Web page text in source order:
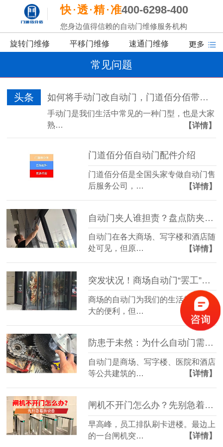
快 透 精 准400-6298-400
您身边值得信赖的自动门维修服务机构
旋转门维修 平移门维修 速通门维修
常见问题
头条 如何将手动门改自动门，门道佰分佰带你了解
手动门是我们生活中常见的一种门型，也是大家
熟…
【详情】
门道佰分佰自动门配件介绍
门道佰分佰是全国头家专做自动门售
后服务公司，…
【详情】
自动门夹人谁担责？盘点防夹传感器的三大“致命盲区”
自动门在各大商场、写字楼和酒店随
处可见，但原…
【详情】
突发状况！商场自动门“罢工”或夹人，你该怎么办？
商场的自动门为我们的生活带来了极
大的便利，但…
【详情】
防患于未然：为什么自动门需要定期“体检”？
自动门是商场、写字楼、医院和酒店
等公共建筑的…
【详情】
闸机不开门怎么办？先别急着拆设备
早高峰，员工排队刷卡进楼。最边上
的一台闸机突…
【详情】